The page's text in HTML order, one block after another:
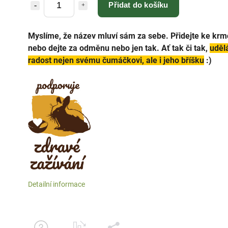
Přidat do košíku
Myslíme, že název mluví sám za sebe. Přidejte ke
nebo dejte za odměnu nebo jen tak. Ať tak či tak,
radost nejen svému čumáčkovi, ale i jeho bříšku :)
Detailní informace